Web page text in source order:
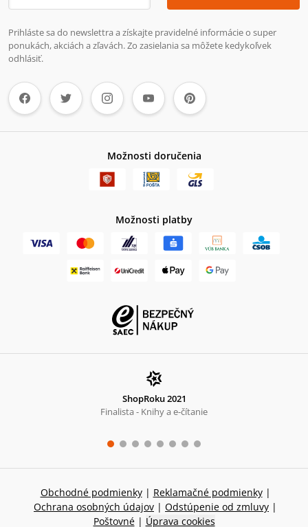
Prihláste sa do newslettra a získajte pravidelné informácie o super
ponukách, akciách a zľavách. Zo zasielania sa môžete kedykoľvek
odhlásiť.
Možnosti doručenia
Možnosti platby
ShopRoku 2021
Finalista - Knihy a e-čítanie
Obchodné podmienky | Reklamačné podmienky |
Ochrana osobných údajov | Odstúpenie od zmluvy |
Poštovné | Úprava cookies